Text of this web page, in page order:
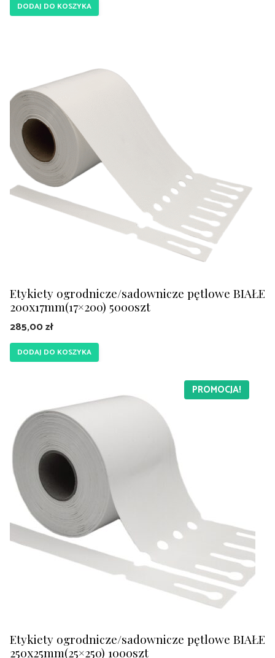
DODAJ DO KOSZYKA
Etykiety ogrodnicze/sadownicze pętlowe BIAŁE
200x17mm(17×200) 5000szt
285,00zł
DODAJ DO KOSZYKA
PROMOCJA!
Etykiety ogrodnicze/sadownicze pętlowe BIAŁE
250x25mm(25×250) 1000szt